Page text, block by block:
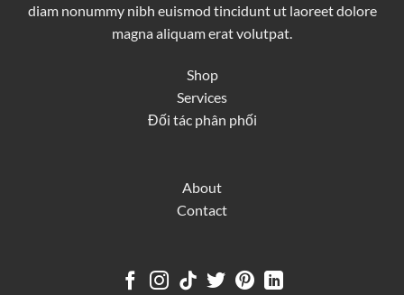
diam nonummy nibh euismod tincidunt ut laoreet dolore
magna aliquam erat volutpat.
Shop
Services
Đối tác phân phối
About
Contact